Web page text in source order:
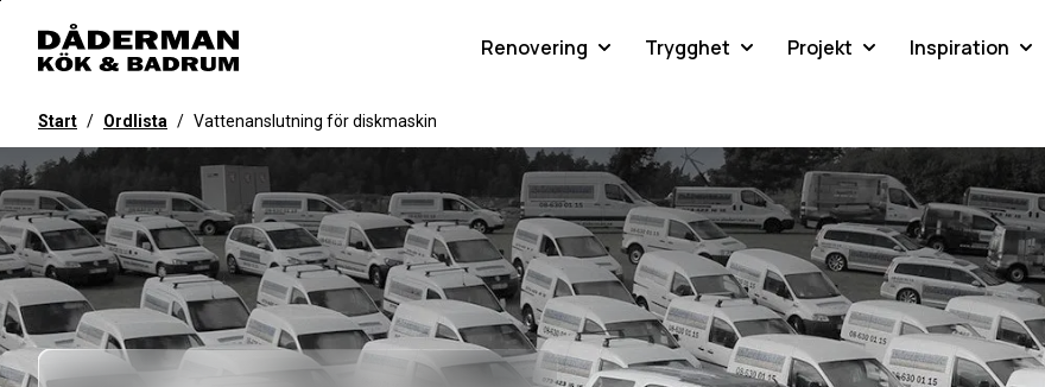
övergripande
innehåll
webbplatsen
Renovering Trygghet Projekt Inspiration
Start / Ordlista / Vattenanslutning för diskmaskin